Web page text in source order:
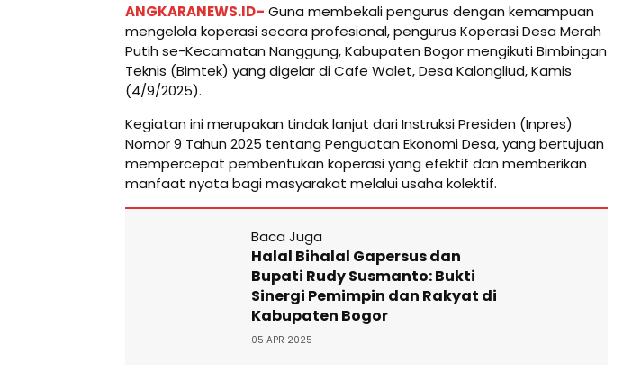
ANGKARANEWS.ID– Guna membekali pengurus dengan kemampuan
mengelola koperasi secara profesional, pengurus Koperasi Desa Merah
Putih se-Kecamatan Nanggung, Kabupaten Bogor mengikuti Bimbingan
Teknis (Bimtek) yang digelar di Cafe Walet, Desa Kalongliud, Kamis
(4/9/2025).
Kegiatan ini merupakan tindak lanjut dari Instruksi Presiden (Inpres)
Nomor 9 Tahun 2025 tentang Penguatan Ekonomi Desa, yang bertujuan
mempercepat pembentukan koperasi yang efektif dan memberikan
manfaat nyata bagi masyarakat melalui usaha kolektif.
Baca Juga
Halal Bihalal Gapersus dan
Bupati Rudy Susmanto: Bukti
Sinergi Pemimpin dan Rakyat di
Kabupaten Bogor
05 APR 2025